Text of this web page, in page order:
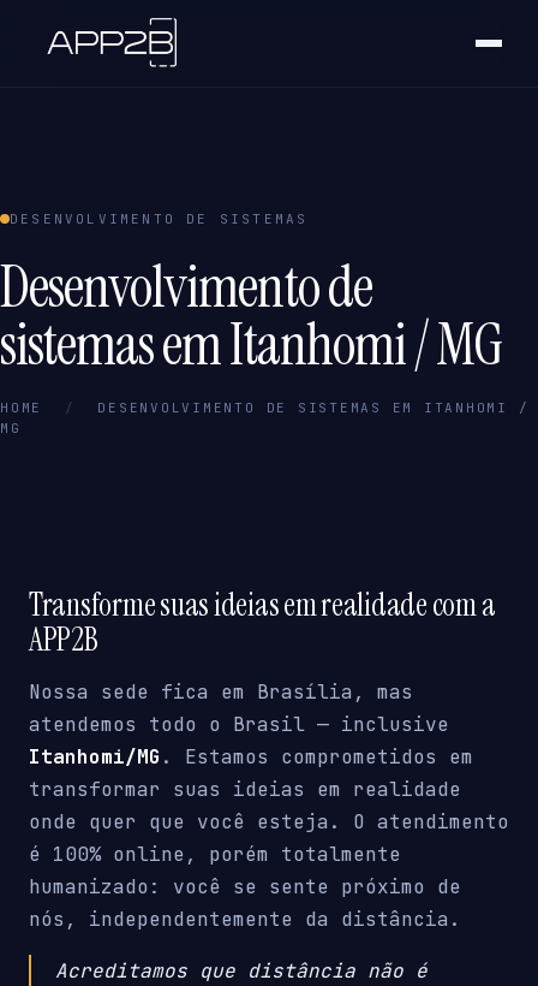
DESENVOLVIMENTO DE SISTEMAS
Desenvolvimento de
sistemas em Itanhomi / MG
HOME /
DESENVOLVIMENTO DE SISTEMAS EM ITANHOMI /
MG
Transforme suas ideias em realidade com a
APP2B
Nossa sede fica em Brasília, mas
atendemos todo o Brasil — inclusive
Itanhomi/MG . Estamos comprometidos em
transformar suas ideias em realidade
onde quer que você esteja. O atendimento
é 100% online, porém totalmente
humanizado: você se sente próximo de
nós, independentemente da distância.
Acreditamos que distância não é